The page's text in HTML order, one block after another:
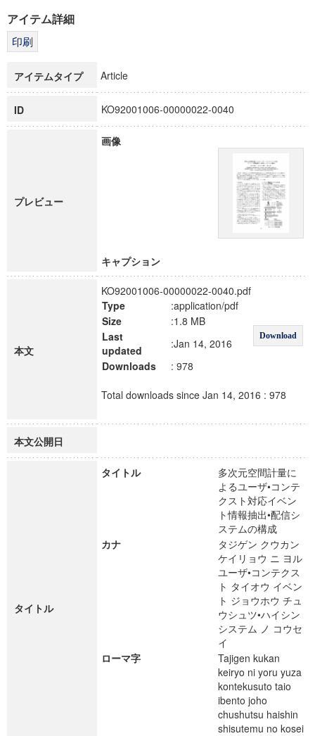
科学研究費補助金研究成果報告書
博士課程教育リーディングプログラム「超成熟社会発展のサ
アイテム詳細
アイテムタイプ Article
ID KO92001006-00000022-0040
プレビュー
画像
キャプション
本文
KO92001006-00000022-0040.pdf
Type
:application/pdf
Download
Size
:1.8 MB
Last
updated
:Jan 14, 2016
Downloads
: 978
Total downloads since Jan 14, 2016 : 978
本文公開日
タイトル
タイトル
多次元空間計量に
よるユーザ•コンテ
クスト対応イベン
ト情報抽出•配信シ
ステムの構成
カナ
タジゲン クウカン
ケイリョウ ニ ヨル
ユーザ•コンテクス
ト タイオウ イベン
ト ジョウホウ チュ
ウシュツ•ハイシン
システム ノ コウセ
イ
ローマ字
Tajigen kukan
keiryo ni yoru yuza
kontekusuto taio
ibento joho
chushutsu haishin
shisutemu no kosei